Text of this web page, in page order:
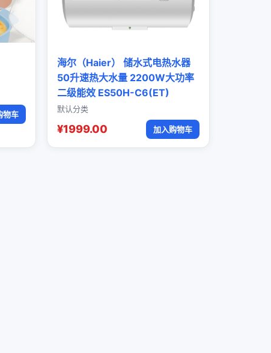
物车
海尔（Haier） 储水式电热水器
50升速热大水量 2200W大功率
二级能效 ES50H-C6(ET)
默认分类
¥1999.00 加入购物车